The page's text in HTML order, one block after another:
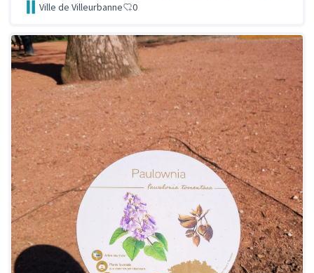
Ville de Villeurbanne 0